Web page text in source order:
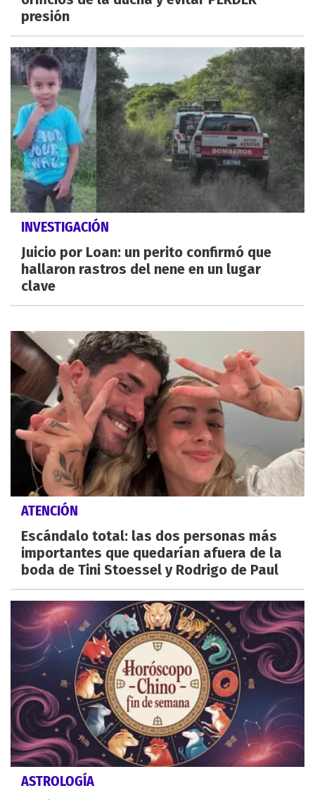
presión
INVESTIGACIÓN
Juicio por Loan: un perito confirmó que
hallaron rastros del nene en un lugar
clave
ATENCIÓN
Escándalo total: las dos personas más
importantes que quedarían afuera de la
boda de Tini Stoessel y Rodrigo de Paul
ASTROLOGÍA